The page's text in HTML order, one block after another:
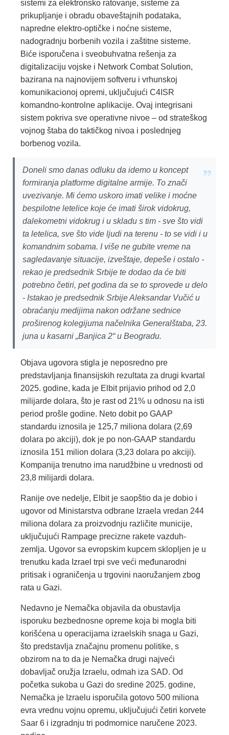
sistemi za elektronsko ratovanje, sisteme za
prikupljanje i obradu obaveštajnih podataka,
napredne elektro-optičke i noćne sisteme,
nadogradnju borbenih vozila i zaštitne sisteme.
Biće isporučena i sveobuhvatna rešenja za
digitalizaciju vojske i Network Combat Solution,
bazirana na najnovijem softveru i vrhunskoj
komunikacionoj opremi, uključujući C4ISR
komandno-kontrolne aplikacije. Ovaj integrisani
sistem pokriva sve operativne nivoe – od strateškog
vojnog štaba do taktičkog nivoa i poslednjeg
borbenog vozila.
Doneli smo danas odluku da idemo u koncept
formiranja platforme digitalne armije. To znači
uvezivanje. Mi ćemo uskoro imati velike i moćne
bespilotne letelice koje će imati širok vidokrug,
dalekometni vidokrug i u skladu s tim - sve što vidi
ta letelica, sve što vide ljudi na terenu - to se vidi i u
komandnim sobama. I više ne gubite vreme na
sagledavanje situacije, izveštaje, depeše i ostalo -
rekao je predsednik Srbije te dodao da će biti
potrebno četiri, pet godina da se to sprovede u delo
- Istakao je predsednik Srbije Aleksandar Vučić u
obraćanju medijima nakon održane sednice
proširenog kolegijuma načelnika Generalštaba, 23.
juna u kasarni „Banjica 2“ u Beogradu.
Objava ugovora stigla je neposredno pre
predstavljanja finansijskih rezultata za drugi kvartal
2025. godine, kada je Elbit prijavio prihod od 2,0
milijarde dolara, što je rast od 21% u odnosu na isti
period prošle godine. Neto dobit po GAAP
standardu iznosila je 125,7 miliona dolara (2,69
dolara po akciji), dok je po non-GAAP standardu
iznosila 151 milion dolara (3,23 dolara po akciji).
Kompanija trenutno ima narudžbine u vrednosti od
23,8 milijardi dolara.
Ranije ove nedelje, Elbit je saopštio da je dobio i
ugovor od Ministarstva odbrane Izraela vredan 244
miliona dolara za proizvodnju različite municije,
uključujući Rampage precizne rakete vazduh-
zemlja. Ugovor sa evropskim kupcem sklopljen je u
trenutku kada Izrael trpi sve veći međunarodni
pritisak i ograničenja u trgovini naoružanjem zbog
rata u Gazi.
Nedavno je Nemačka objavila da obustavlja
isporuku bezbednosne opreme koja bi mogla biti
korišćena u operacijama izraelskih snaga u Gazi,
što predstavlja značajnu promenu politike, s
obzirom na to da je Nemačka drugi najveći
dobavljač oružja Izraelu, odmah iza SAD. Od
početka sukoba u Gazi do sredine 2025. godine,
Nemačka je Izraelu isporučila gotovo 500 miliona
evra vrednu vojnu opremu, uključujući četiri korvete
Saar 6 i izgradnju tri podmornice naručene 2023.